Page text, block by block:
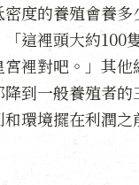
度的養殖會養多
這裡頭大約100
裡對吧。」其他
到一般養殖者
環境擺在利潤